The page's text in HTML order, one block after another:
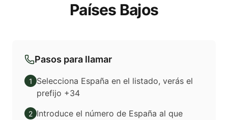
Países Bajos
Pasos para llamar
1
Selecciona España en el listado, verás el
prefijo +34
2 Introduce el número de España al que